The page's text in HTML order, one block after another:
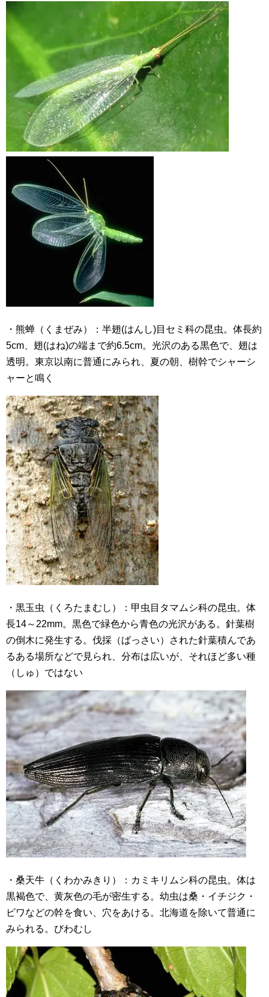
・熊蝉（くまぜみ）：半翅(はんし)目セミ科の昆虫。体長約
5cm、翅(はね)の端まで約6.5cm。光沢のある黒色で、翅は
透明。東京以南に普通にみられ、夏の朝、樹幹でシャーシ
ャーと鳴く
・黒玉虫（くろたまむし）：甲虫目タマムシ科の昆虫。体
長14～22mm。黒色で緑色から青色の光沢がある。針葉樹
の倒木に発生する。伐採（ばっさい）された針葉積んであ
るある場所などで見られ、分布は広いが、それほど多い種
（しゅ）ではない
・桑天牛（くわかみきり）：カミキリムシ科の昆虫。体は
黒褐色で、黄灰色の毛が密生する。幼虫は桑・イチジク・
ビワなどの幹を食い、穴をあける。北海道を除いて普通に
みられる。びわむし